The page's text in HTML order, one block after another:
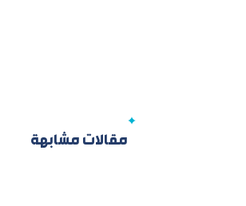
مقالات مشابهة